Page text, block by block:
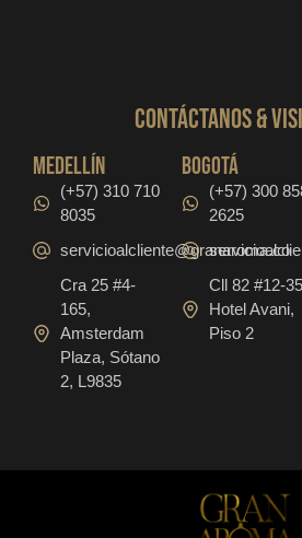
CONTáCTanos &
medellín
(+57) 310 710
8035
servicioalcliente@granaroma.co
Cra 25 #4-
165,
Amsterdam
Plaza, Sótano
2, L9835
bogotá
(+57) 300
2625
Cll 82 #12-
Hotel Avani,
Piso 2